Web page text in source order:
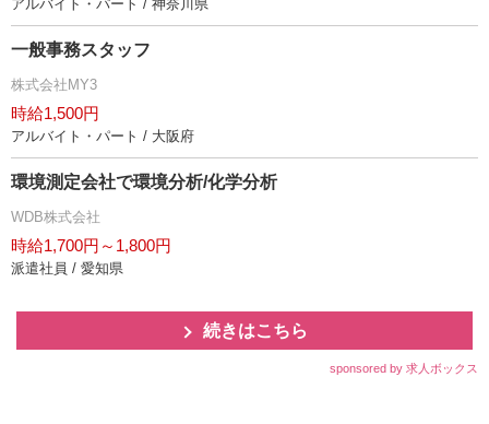
アルバイト・パート / 神奈川県
一般事務スタッフ
株式会社MY3
時給1,500円
アルバイト・パート / 大阪府
環境測定会社で環境分析/化学分析
WDB株式会社
時給1,700円～1,800円
派遣社員 / 愛知県
続きはこちら
sponsored by 求人ボックス